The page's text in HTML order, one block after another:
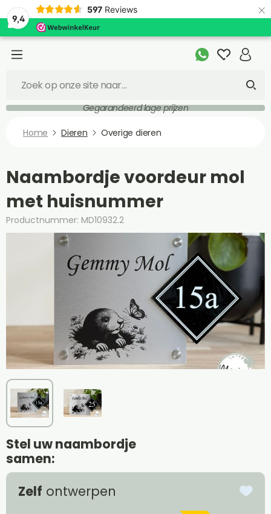
9,4
597 Reviews ×
Gegarandeerd lage prijzen
Home Dieren Overige dieren
Naambordje voordeur mol
met huisnummer
Productnummer: MD10932.2
Stel uw naambordje
samen:
Zelf ontwerpen